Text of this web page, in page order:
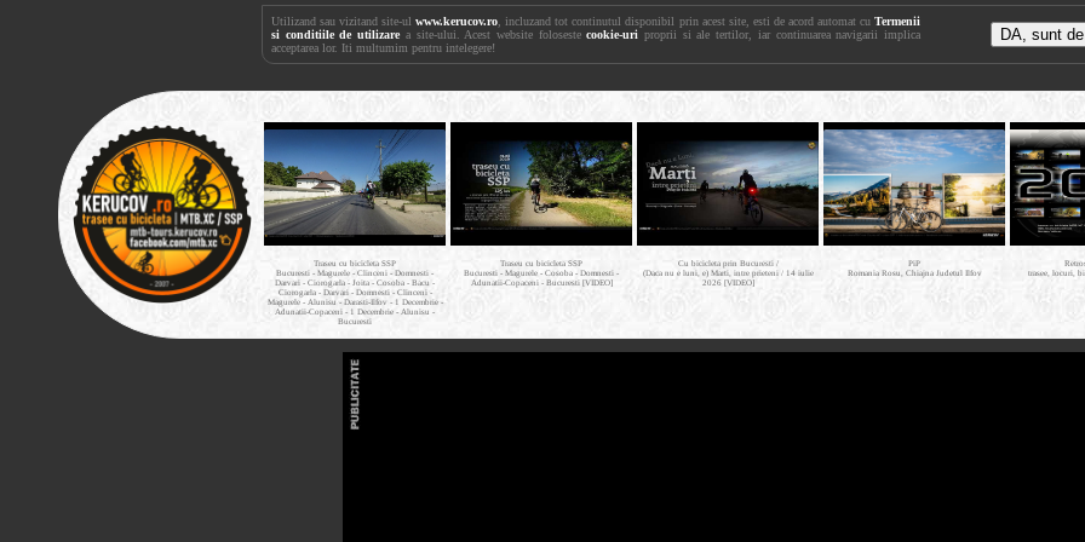
Utilizand sau vizitand site-ulwww.kerucov.ro , incluzand tot continutul disponibil prin acest site, esti de acord automat cuTermenii
si conditiile de utilizare a site-ului. Acest website folosestecookie-uri proprii si ale tertilor, iar continuarea navigarii implica
acceptarea lor. Iti multumim pentru intelegere!
Traseu cu bicicleta SSP
Bucuresti - Magurele - Clinceni - Domnesti -
Darvari - Ciorogarla - Joita - Cosoba - Bacu -
Ciorogarla - Darvari - Domnesti - Clinceni -
Magurele - Alunisu - Darasti-Ilfov - 1 Decembrie -
Adunatii-Copaceni - 1 Decembrie - Alunisu -
Bucuresti
Traseu cu bicicleta SSP
Bucuresti - Magurele - Cosoba - Domnesti -
Adunatii-Copaceni - Bucuresti [VIDEO]
Cu bicicleta prin Bucuresti /
(Daca nu e luni, e) Marti, intre prieteni / 14 iulie
2026 [VIDEO]
PiP
Romania Rosu, Chiajna Judetul Ilfov
trasee, locuri,